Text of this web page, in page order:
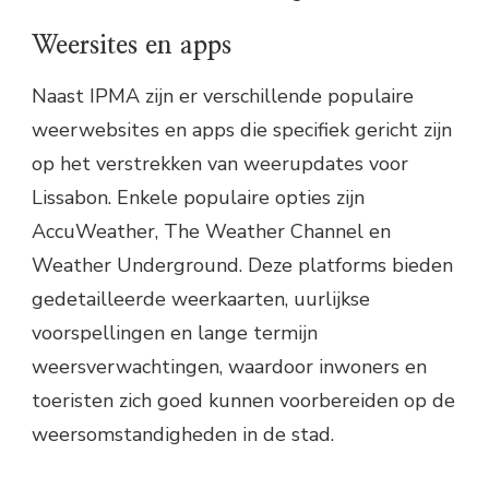
Weersites en apps
Naast IPMA zijn er verschillende populaire
weerwebsites en apps die specifiek gericht zijn
op het verstrekken van weerupdates voor
Lissabon. Enkele populaire opties zijn
AccuWeather, The Weather Channel en
Weather Underground. Deze platforms bieden
gedetailleerde weerkaarten, uurlijkse
voorspellingen en lange termijn
weersverwachtingen, waardoor inwoners en
toeristen zich goed kunnen voorbereiden op de
weersomstandigheden in de stad.